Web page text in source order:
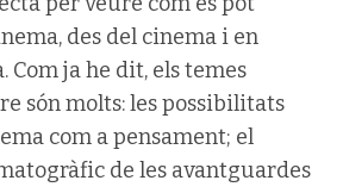
des del cinema i en
Com ja he dit, els temes
són molts: les possibilitats
com a pensament; el
de les avantguardes